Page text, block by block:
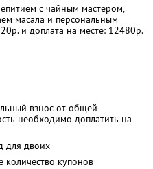
с чайным мастером,
масала и персональным
и доплата на месте: 12480р.
взнос от общей
необходимо доплатить на
для двоих
купонов